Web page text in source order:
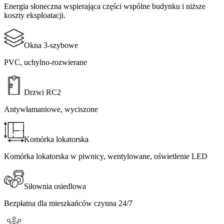
Energia słoneczna wspierająca części wspólne budynku i niższe
koszty eksploatacji.​​​​‌ ‍ ​‍​‍‌‍ ‌ ​‍‌‍‍‌‌‍‌ ‌‍‍‌‌‍ ‍​‍​‍​ ‍‍​‍​‍‌ ​ ‌‍​‌‌‍ ‍‌‍‍‌‌ ‌​‌ ‍‌​‍ ‍‌‍‍‌‌‍ ​‍​‍​‍ ​​‍​‍‌‍‍​‌ ​‍‌‍‌‌‌‍‌‍​‍​‍​ ‍‍​‍​‍​‍ ‌ ​ ‌ ‌​‌ ‌‌‌‍‌​‌‍‍‌‌‍ ​‍ ‌‍‍‌‌‍ ‍‌ ‌​‌‍‌‌‌‍ ‍‌ ‌​​‍ ‌‍‌‌‌‍‌​‌‍‍‌‌ ‌​​‍ ‌‍ ‌‌‍ ‌‍‌​‌‍‌‌​ ‌‌ ​​‌ ​‍‌‍‌‌‌ ​ ‌‍‌‌‌‍ ‍‌ ‌​‌‍​‌‌ ‌​‌‍‍‌‌‍ ‌‍ ‍​ ‍ ‌‍‍‌‌‍‌​​ ‌‌‍‌‍​ ‌​‌‍​‍‌‍‌‌​ ‌‍‌‍​‍​ ‌​‌‍‌‍​‍ ‌‌‍‌‍‌‍‌‌‌‍​‌‌‍‌​​‍ ‌​ ‌​‌‍‌‍​ ‌ ​ ‌‍​‍ ‌​ ‍​​ ​​​ ​ ​ ​‌​‍ ‌​ ​‍​ ‍​​ ‌‍​ ​​​ ‌‍‌‍‌‌​ ​ ‌‍​‍‌‍‌‍‌‍‌‍​ ‍​​ ​ ​ ‍ ‌ ‌​‌ ‍‌‌ ​​‌‍‌‌​ ‌‌‍‌‌‌ ​‌‌ ‌‌‌‍‍‌‌ ​​‌‍ ‌‌‍‌‌‌‍ ‍‌ ‌​‌​‍‌‌ ‌​‌‍‌‌‌‍ ‌​ ‍ ‌ ​​‌‍​‌‌ ‌​‌‍‍​​ ‌‌‍‌​‌‍‌‌‌ ​ ‌‍​ ‌ ​‍‌‍‍‌‌ ​​‌ ‌​‌‍‍‌‌‍ ‌‍ ‍​ ‌‍​‍‌‍​‌‌ ​ ‌‍‌‌‌‌‌‌‌ ​‍‌‍ ​​ ‌​‍‌‌​ ​‍‌​‌‍‌ ​ ‌ ‌​‌ ‌‌‌‍‌​‌‍‍‌‌‍ ​‍‌‍‌‍‍‌‌‍‌​​ ‌‌‍‌‍​ ‌​‌‍​‍‌‍‌‌​ ‌‍‌‍​‍​ ‌​‌‍‌‍​‍ ‌‌‍‌‍‌‍‌‌‌‍​‌‌‍‌​​‍ ‌​ ‌​‌‍‌‍​ ‌ ​ ‌‍​‍ ‌​ ‍​​ ​​​ ​ ​ ​‌​‍ ‌​ ​‍​ ‍​​ ‌‍​ ​​​ ‌‍‌‍‌‌​ ​ ‌‍​‍‌‍‌‍‌‍‌‍​ ‍​​ ​ ​‍‌‍‌ ‌​‌ ‍‌‌ ​​‌‍‌‌​ ‌‌‍‌‌‌ ​‌‌ ‌‌‌‍‍‌‌ ​​‌‍ ‌‌‍‌‌‌‍ ‍‌ ‌​‌​‍‌‌ ‌​‌‍‌‌‌‍ ‌​‍‌‍‌ ​​‌‍​‌‌ ‌​‌‍‍​​ ‌‌‍‌​‌‍‌‌‌ ​ ‌‍​ ‌ ​‍‌‍‍‌‌ ​​‌ ‌​‌‍‍‌‌‍ ‌‍ ‍​‍‌‍‌ ​​‌‍‌‌‌ ​‍‌ ​ ‌ ​​‌‍‌‌‌‍​ ‌ ‌​‌‍‍‌‌ ‌‍‌‍‌‌​ ‌‌ ​​‌ ‌‌‌‍​‍‌‍ ​‌‍‍‌‌ ​ ‌‍‍​‌‍‌‌‌‍‌​​‍​‍‌ ‌
Okna 3-szybowe​​​​‌ ‍ ​‍​‍‌‍ ‌ ​‍‌‍‍‌‌‍‌ ‌‍‍‌‌‍ ‍​‍​‍​ ‍‍​‍​‍‌ ​ ‌‍​‌‌‍ ‍‌‍‍‌‌ ‌​‌ ‍‌​‍ ‍‌‍‍‌‌‍ ​‍​‍​‍ ​​‍​‍‌‍‍​‌ ​‍‌‍‌‌‌‍‌‍​‍​‍​ ‍‍​‍​‍​‍ ‌ ​ ‌ ‌​‌ ‌‌‌‍‌​‌‍‍‌‌‍ ​‍ ‌‍‍‌‌‍ ‍‌ ‌​‌‍‌‌‌‍ ‍‌ ‌​​‍ ‌‍‌‌‌‍‌​‌‍‍‌‌ ‌​​‍ ‌‍ ‌‌‍ ‌‍‌​‌‍‌‌​ ‌‌ ​​‌ ​‍‌‍‌‌‌ ​ ‌‍‌‌‌‍ ‍‌ ‌​‌‍​‌‌ ‌​‌‍‍‌‌‍ ‌‍ ‍​ ‍ ‌‍‍‌‌‍‌​​ ‌​ ‍​‌‍​‍​ ‌​​ ‌ ​ ‌‍‌‍​ ​ ‌​‌‍‌​​‍ ‌‌‍‌‌‌‍​‌​ ‌​​ ‍​​‍ ‌​ ‌​​ ​​‌‍‌‍​ ​‌​‍ ‌​ ‍‌​ ​‍‌‍‌​​ ​​​‍ ‌‌‍​‌‌‍​ ​ ‍‌​ ‌​‌‍‌‍‌‍​‍​ ‌ ‌‍​‍​ ​‍​ ​​​ ​​‌‍‌​​ ‍ ‌ ‌​‌ ‍‌‌ ​​‌‍‌‌​ ‌‌‍‌‌‌ ​‌‌ ‌‌‌‍‍‌‌ ​​‌‍ ‌‌‍‌‌‌‍ ‍‌ ‌​‌​‍‌‌ ‌​‌‍‌‌‌‍ ‌​ ‍ ‌ ​​‌‍​‌‌ ‌​‌‍‍​​ ‌‌‍ ‍‌‍​‌‌‍ ‌‌‍‌‌​ ‌‍​‍‌‍​‌‌ ​ ‌‍‌‌‌‌‌‌‌ ​‍‌‍ ​​ ‌​‍‌‌​ ​‍‌​‌‍‌ ​ ‌ ‌​‌ ‌‌‌‍‌​‌‍‍‌‌‍ ​‍‌‍‌‍‍‌‌‍‌​​ ‌​ ‍​‌‍​‍​ ‌​​ ‌ ​ ‌‍‌‍​ ​ ‌​‌‍‌​​‍ ‌‌‍‌‌‌‍​‌​ ‌​​ ‍​​‍ ‌​ ‌​​ ​​‌‍‌‍​ ​‌​‍ ‌​ ‍‌​ ​‍‌‍‌​​ ​​​‍ ‌‌‍​‌‌‍​ ​ ‍‌​ ‌​‌‍‌‍‌‍​‍​ ‌ ‌‍​‍​ ​‍​ ​​​ ​​‌‍‌​​‍‌‍‌ ‌​‌ ‍‌‌ ​​‌‍‌‌​ ‌‌‍‌‌‌ ​‌‌ ‌‌‌‍‍‌‌ ​​‌‍ ‌‌‍‌‌‌‍ ‍‌ ‌​‌​‍‌‌ ‌​‌‍‌‌‌‍ ‌​‍‌‍‌ ​​‌‍​‌‌ ‌​‌‍‍​​ ‌‌‍ ‍‌‍​‌‌‍ ‌‌‍‌‌​‍‌‍‌ ​​‌‍‌‌‌ ​‍‌ ​ ‌ ​​‌‍‌‌‌‍​ ‌ ‌​‌‍‍‌‌ ‌‍‌‍‌‌​ ‌‌ ​​‌ ‌‌‌‍​‍‌‍ ​‌‍‍‌‌ ​ ‌‍‍​‌‍‌‌‌‍‌​​‍​‍‌ ‌
PVC, uchylno-rozwierane​​​​‌ ‍ ​‍​‍‌‍ ‌ ​‍‌‍‍‌‌‍‌ ‌‍‍‌‌‍ ‍​‍​‍​ ‍‍​‍​‍‌ ​ ‌‍​‌‌‍ ‍‌‍‍‌‌ ‌​‌ ‍‌​‍ ‍‌‍‍‌‌‍ ​‍​‍​‍ ​​‍​‍‌‍‍​‌ ​‍‌‍‌‌‌‍‌‍​‍​‍​ ‍‍​‍​‍​‍ ‌ ​ ‌ ‌​‌ ‌‌‌‍‌​‌‍‍‌‌‍ ​‍ ‌‍‍‌‌‍ ‍‌ ‌​‌‍‌‌‌‍ ‍‌ ‌​​‍ ‌‍‌‌‌‍‌​‌‍‍‌‌ ‌​​‍ ‌‍ ‌‌‍ ‌‍‌​‌‍‌‌​ ‌‌ ​​‌ ​‍‌‍‌‌‌ ​ ‌‍‌‌‌‍ ‍‌ ‌​‌‍​‌‌ ‌​‌‍‍‌‌‍ ‌‍ ‍​ ‍ ‌‍‍‌‌‍‌​​ ‌​ ‍​‌‍​‍​ ‌​​ ‌ ​ ‌‍‌‍​ ​ ‌​‌‍‌​​‍ ‌‌‍‌‌‌‍​‌​ ‌​​ ‍​​‍ ‌​ ‌​​ ​​‌‍‌‍​ ​‌​‍ ‌​ ‍‌​ ​‍‌‍‌​​ ​​​‍ ‌‌‍​‌‌‍​ ​ ‍‌​ ‌​‌‍‌‍‌‍​‍​ ‌ ‌‍​‍​ ​‍​ ​​​ ​​‌‍‌​​ ‍ ‌ ‌​‌ ‍‌‌ ​​‌‍‌‌​ ‌‌‍‌‌‌ ​‌‌ ‌‌‌‍‍‌‌ ​​‌‍ ‌‌‍‌‌‌‍ ‍‌ ‌​‌​‍‌‌ ‌​‌‍‌‌‌‍ ‌​ ‍ ‌ ​​‌‍​‌‌ ‌​‌‍‍​​ ‌‌‍‌​‌‍‌‌‌ ​ ‌‍​ ‌ ​‍‌‍‍‌‌ ​​‌ ‌​‌‍‍‌‌‍ ‌‍ ‍​ ‌‍​‍‌‍​‌‌ ​ ‌‍‌‌‌‌‌‌‌ ​‍‌‍ ​​ ‌​‍‌‌​ ​‍‌​‌‍‌ ​ ‌ ‌​‌ ‌‌‌‍‌​‌‍‍‌‌‍ ​‍‌‍‌‍‍‌‌‍‌​​ ‌​ ‍​‌‍​‍​ ‌​​ ‌ ​ ‌‍‌‍​ ​ ‌​‌‍‌​​‍ ‌‌‍‌‌‌‍​‌​ ‌​​ ‍​​‍ ‌​ ‌​​ ​​‌‍‌‍​ ​‌​‍ ‌​ ‍‌​ ​‍‌‍‌​​ ​​​‍ ‌‌‍​‌‌‍​ ​ ‍‌​ ‌​‌‍‌‍‌‍​‍​ ‌ ‌‍​‍​ ​‍​ ​​​ ​​‌‍‌​​‍‌‍‌ ‌​‌ ‍‌‌ ​​‌‍‌‌​ ‌‌‍‌‌‌ ​‌‌ ‌‌‌‍‍‌‌ ​​‌‍ ‌‌‍‌‌‌‍ ‍‌ ‌​‌​‍‌‌ ‌​‌‍‌‌‌‍ ‌​‍‌‍‌ ​​‌‍​‌‌ ‌​‌‍‍​​ ‌‌‍‌​‌‍‌‌‌ ​ ‌‍​ ‌ ​‍‌‍‍‌‌ ​​‌ ‌​‌‍‍‌‌‍ ‌‍ ‍​‍‌‍‌ ​​‌‍‌‌‌ ​‍‌ ​ ‌ ​​‌‍‌‌‌‍​ ‌ ‌​‌‍‍‌‌ ‌‍‌‍‌‌​ ‌‌ ​​‌ ‌‌‌‍​‍‌‍ ​‌‍‍‌‌ ​ ‌‍‍​‌‍‌‌‌‍‌​​‍​‍‌ ‌
Drzwi RC2​​​​‌ ‍ ​‍​‍‌‍ ‌ ​‍‌‍‍‌‌‍‌ ‌‍‍‌‌‍ ‍​‍​‍​ ‍‍​‍​‍‌ ​ ‌‍​‌‌‍ ‍‌‍‍‌‌ ‌​‌ ‍‌​‍ ‍‌‍‍‌‌‍ ​‍​‍​‍ ​​‍​‍‌‍‍​‌ ​‍‌‍‌‌‌‍‌‍​‍​‍​ ‍‍​‍​‍​‍ ‌ ​ ‌ ‌​‌ ‌‌‌‍‌​‌‍‍‌‌‍ ​‍ ‌‍‍‌‌‍ ‍‌ ‌​‌‍‌‌‌‍ ‍‌ ‌​​‍ ‌‍‌‌‌‍‌​‌‍‍‌‌ ‌​​‍ ‌‍ ‌‌‍ ‌‍‌​‌‍‌‌​ ‌‌ ​​‌ ​‍‌‍‌‌‌ ​ ‌‍‌‌‌‍ ‍‌ ‌​‌‍​‌‌ ‌​‌‍‍‌‌‍ ‌‍ ‍​ ‍ ‌‍‍‌‌‍‌​​ ‌​ ​‍‌‍‌‌​ ‌​​ ‍‌‌‍​ ‌‍‌‍‌‍‌‌​ ‌‌​‍ ‌​ ​‌​ ​‍​ ‍​​ ‌​​‍ ‌​ ‌​​ ​‌‌‍​ ​ ‍‌​‍ ‌​ ‍‌​ ​‍​ ​‍‌‍‌‍​‍ ‌‌‍​‌‌‍​‍​ ‌‌​ ​‍‌‍​ ​ ‌ ​ ​​‌‍‌‍‌‍‌‍​ ‌ ​ ​ ​ ​‍​ ‍ ‌ ‌​‌ ‍‌‌ ​​‌‍‌‌​ ‌‌‍‌‌‌ ​‌‌ ‌‌‌‍‍‌‌ ​​‌‍ ‌‌‍‌‌‌‍ ‍‌ ‌​‌​‍‌‌ ‌​‌‍‌‌‌‍ ‌​ ‍ ‌ ​​‌‍​‌‌ ‌​‌‍‍​​ ‌‌‍ ‍‌‍​‌‌‍ ‌‌‍‌‌​ ‌‍​‍‌‍​‌‌ ​ ‌‍‌‌‌‌‌‌‌ ​‍‌‍ ​​ ‌​‍‌‌​ ​‍‌​‌‍‌ ​ ‌ ‌​‌ ‌‌‌‍‌​‌‍‍‌‌‍ ​‍‌‍‌‍‍‌‌‍‌​​ ‌​ ​‍‌‍‌‌​ ‌​​ ‍‌‌‍​ ‌‍‌‍‌‍‌‌​ ‌‌​‍ ‌​ ​‌​ ​‍​ ‍​​ ‌​​‍ ‌​ ‌​​ ​‌‌‍​ ​ ‍‌​‍ ‌​ ‍‌​ ​‍​ ​‍‌‍‌‍​‍ ‌‌‍​‌‌‍​‍​ ‌‌​ ​‍‌‍​ ​ ‌ ​ ​​‌‍‌‍‌‍‌‍​ ‌ ​ ​ ​ ​‍​‍‌‍‌ ‌​‌ ‍‌‌ ​​‌‍‌‌​ ‌‌‍‌‌‌ ​‌‌ ‌‌‌‍‍‌‌ ​​‌‍ ‌‌‍‌‌‌‍ ‍‌ ‌​‌​‍‌‌ ‌​‌‍‌‌‌‍ ‌​‍‌‍‌ ​​‌‍​‌‌ ‌​‌‍‍​​ ‌‌‍ ‍‌‍​‌‌‍ ‌‌‍‌‌​‍‌‍‌ ​​‌‍‌‌‌ ​‍‌ ​ ‌ ​​‌‍‌‌‌‍​ ‌ ‌​‌‍‍‌‌ ‌‍‌‍‌‌​ ‌‌ ​​‌ ‌‌‌‍​‍‌‍ ​‌‍‍‌‌ ​ ‌‍‍​‌‍‌‌‌‍‌​​‍​‍‌ ‌
Antywłamaniowe, wyciszone​​​​‌ ‍ ​‍​‍‌‍ ‌ ​‍‌‍‍‌‌‍‌ ‌‍‍‌‌‍ ‍​‍​‍​ ‍‍​‍​‍‌ ​ ‌‍​‌‌‍ ‍‌‍‍‌‌ ‌​‌ ‍‌​‍ ‍‌‍‍‌‌‍ ​‍​‍​‍ ​​‍​‍‌‍‍​‌ ​‍‌‍‌‌‌‍‌‍​‍​‍​ ‍‍​‍​‍​‍ ‌ ​ ‌ ‌​‌ ‌‌‌‍‌​‌‍‍‌‌‍ ​‍ ‌‍‍‌‌‍ ‍‌ ‌​‌‍‌‌‌‍ ‍‌ ‌​​‍ ‌‍‌‌‌‍‌​‌‍‍‌‌ ‌​​‍ ‌‍ ‌‌‍ ‌‍‌​‌‍‌‌​ ‌‌ ​​‌ ​‍‌‍‌‌‌ ​ ‌‍‌‌‌‍ ‍‌ ‌​‌‍​‌‌ ‌​‌‍‍‌‌‍ ‌‍ ‍​ ‍ ‌‍‍‌‌‍‌​​ ‌​ ​‍‌‍‌‌​ ‌​​ ‍‌‌‍​ ‌‍‌‍‌‍‌‌​ ‌‌​‍ ‌​ ​‌​ ​‍​ ‍​​ ‌​​‍ ‌​ ‌​​ ​‌‌‍​ ​ ‍‌​‍ ‌​ ‍‌​ ​‍​ ​‍‌‍‌‍​‍ ‌‌‍​‌‌‍​‍​ ‌‌​ ​‍‌‍​ ​ ‌ ​ ​​‌‍‌‍‌‍‌‍​ ‌ ​ ​ ​ ​‍​ ‍ ‌ ‌​‌ ‍‌‌ ​​‌‍‌‌​ ‌‌‍‌‌‌ ​‌‌ ‌‌‌‍‍‌‌ ​​‌‍ ‌‌‍‌‌‌‍ ‍‌ ‌​‌​‍‌‌ ‌​‌‍‌‌‌‍ ‌​ ‍ ‌ ​​‌‍​‌‌ ‌​‌‍‍​​ ‌‌‍‌​‌‍‌‌‌ ​ ‌‍​ ‌ ​‍‌‍‍‌‌ ​​‌ ‌​‌‍‍‌‌‍ ‌‍ ‍​ ‌‍​‍‌‍​‌‌ ​ ‌‍‌‌‌‌‌‌‌ ​‍‌‍ ​​ ‌​‍‌‌​ ​‍‌​‌‍‌ ​ ‌ ‌​‌ ‌‌‌‍‌​‌‍‍‌‌‍ ​‍‌‍‌‍‍‌‌‍‌​​ ‌​ ​‍‌‍‌‌​ ‌​​ ‍‌‌‍​ ‌‍‌‍‌‍‌‌​ ‌‌​‍ ‌​ ​‌​ ​‍​ ‍​​ ‌​​‍ ‌​ ‌​​ ​‌‌‍​ ​ ‍‌​‍ ‌​ ‍‌​ ​‍​ ​‍‌‍‌‍​‍ ‌‌‍​‌‌‍​‍​ ‌‌​ ​‍‌‍​ ​ ‌ ​ ​​‌‍‌‍‌‍‌‍​ ‌ ​ ​ ​ ​‍​‍‌‍‌ ‌​‌ ‍‌‌ ​​‌‍‌‌​ ‌‌‍‌‌‌ ​‌‌ ‌‌‌‍‍‌‌ ​​‌‍ ‌‌‍‌‌‌‍ ‍‌ ‌​‌​‍‌‌ ‌​‌‍‌‌‌‍ ‌​‍‌‍‌ ​​‌‍​‌‌ ‌​‌‍‍​​ ‌‌‍‌​‌‍‌‌‌ ​ ‌‍​ ‌ ​‍‌‍‍‌‌ ​​‌ ‌​‌‍‍‌‌‍ ‌‍ ‍​‍‌‍‌ ​​‌‍‌‌‌ ​‍‌ ​ ‌ ​​‌‍‌‌‌‍​ ‌ ‌​‌‍‍‌‌ ‌‍‌‍‌‌​ ‌‌ ​​‌ ‌‌‌‍​‍‌‍ ​‌‍‍‌‌ ​ ‌‍‍​‌‍‌‌‌‍‌​​‍​‍‌ ‌
Komórka lokatorska​​​​‌ ‍ ​‍​‍‌‍ ‌ ​‍‌‍‍‌‌‍‌ ‌‍‍‌‌‍ ‍​‍​‍​ ‍‍​‍​‍‌ ​ ‌‍​‌‌‍ ‍‌‍‍‌‌ ‌​‌ ‍‌​‍ ‍‌‍‍‌‌‍ ​‍​‍​‍ ​​‍​‍‌‍‍​‌ ​‍‌‍‌‌‌‍‌‍​‍​‍​ ‍‍​‍​‍​‍ ‌ ​ ‌ ‌​‌ ‌‌‌‍‌​‌‍‍‌‌‍ ​‍ ‌‍‍‌‌‍ ‍‌ ‌​‌‍‌‌‌‍ ‍‌ ‌​​‍ ‌‍‌‌‌‍‌​‌‍‍‌‌ ‌​​‍ ‌‍ ‌‌‍ ‌‍‌​‌‍‌‌​ ‌‌ ​​‌ ​‍‌‍‌‌‌ ​ ‌‍‌‌‌‍ ‍‌ ‌​‌‍​‌‌ ‌​‌‍‍‌‌‍ ‌‍ ‍​ ‍ ‌‍‍‌‌‍‌​​ ‌​ ‌‌​ ‌‌​ ​‌​ ‌‌‌‍​‌​ ​​​ ‌‍​ ​‍​‍ ‌​ ‍‌‌‍​ ​ ​‌​ ​​​‍ ‌​ ‌​‌‍‌‌​ ​​​ ‌‍​‍ ‌​ ‍​‌‍​‌​ ‌‌‌‍‌‍​‍ ‌​ ​ ​ ​​​ ‌‍​ ‌​​ ​​​ ​‍‌‍‌‌​ ‌‍​ ‌‍‌‍‌​​ ​‍‌‍​‌​ ‍ ‌ ‌​‌ ‍‌‌ ​​‌‍‌‌​ ‌‌‍‌‌‌ ​‌‌ ‌‌‌‍‍‌‌ ​​‌‍ ‌‌‍‌‌‌‍ ‍‌ ‌​‌​‍‌‌ ‌​‌‍‌‌‌‍ ‌​ ‍ ‌ ​​‌‍​‌‌ ‌​‌‍‍​​ ‌‌‍ ‍‌‍​‌‌‍ ‌‌‍‌‌​ ‌‍​‍‌‍​‌‌ ​ ‌‍‌‌‌‌‌‌‌ ​‍‌‍ ​​ ‌​‍‌‌​ ​‍‌​‌‍‌ ​ ‌ ‌​‌ ‌‌‌‍‌​‌‍‍‌‌‍ ​‍‌‍‌‍‍‌‌‍‌​​ ‌​ ‌‌​ ‌‌​ ​‌​ ‌‌‌‍​‌​ ​​​ ‌‍​ ​‍​‍ ‌​ ‍‌‌‍​ ​ ​‌​ ​​​‍ ‌​ ‌​‌‍‌‌​ ​​​ ‌‍​‍ ‌​ ‍​‌‍​‌​ ‌‌‌‍‌‍​‍ ‌​ ​ ​ ​​​ ‌‍​ ‌​​ ​​​ ​‍‌‍‌‌​ ‌‍​ ‌‍‌‍‌​​ ​‍‌‍​‌​‍‌‍‌ ‌​‌ ‍‌‌ ​​‌‍‌‌​ ‌‌‍‌‌‌ ​‌‌ ‌‌‌‍‍‌‌ ​​‌‍ ‌‌‍‌‌‌‍ ‍‌ ‌​‌​‍‌‌ ‌​‌‍‌‌‌‍ ‌​‍‌‍‌ ​​‌‍​‌‌ ‌​‌‍‍​​ ‌‌‍ ‍‌‍​‌‌‍ ‌‌‍‌‌​‍‌‍‌ ​​‌‍‌‌‌ ​‍‌ ​ ‌ ​​‌‍‌‌‌‍​ ‌ ‌​‌‍‍‌‌ ‌‍‌‍‌‌​ ‌‌ ​​‌ ‌‌‌‍​‍‌‍ ​‌‍‍‌‌ ​ ‌‍‍​‌‍‌‌‌‍‌​​‍​‍‌ ‌
Komórka lokatorska w piwnicy, wentylowane, oświetlenie LED​​​​‌ ‍ ​‍​‍‌‍ ‌ ​‍‌‍‍‌‌‍‌ ‌‍‍‌‌‍ ‍​‍​‍​ ‍‍​‍​‍‌ ​ ‌‍​‌‌‍ ‍‌‍‍‌‌ ‌​‌ ‍‌​‍ ‍‌‍‍‌‌‍ ​‍​‍​‍ ​​‍​‍‌‍‍​‌ ​‍‌‍‌‌‌‍‌‍​‍​‍​ ‍‍​‍​‍​‍ ‌ ​ ‌ ‌​‌ ‌‌‌‍‌​‌‍‍‌‌‍ ​‍ ‌‍‍‌‌‍ ‍‌ ‌​‌‍‌‌‌‍ ‍‌ ‌​​‍ ‌‍‌‌‌‍‌​‌‍‍‌‌ ‌​​‍ ‌‍ ‌‌‍ ‌‍‌​‌‍‌‌​ ‌‌ ​​‌ ​‍‌‍‌‌‌ ​ ‌‍‌‌‌‍ ‍‌ ‌​‌‍​‌‌ ‌​‌‍‍‌‌‍ ‌‍ ‍​ ‍ ‌‍‍‌‌‍‌​​ ‌​ ‌‌​ ‌‌​ ​‌​ ‌‌‌‍​‌​ ​​​ ‌‍​ ​‍​‍ ‌​ ‍‌‌‍​ ​ ​‌​ ​​​‍ ‌​ ‌​‌‍‌‌​ ​​​ ‌‍​‍ ‌​ ‍​‌‍​‌​ ‌‌‌‍‌‍​‍ ‌​ ​ ​ ​​​ ‌‍​ ‌​​ ​​​ ​‍‌‍‌‌​ ‌‍​ ‌‍‌‍‌​​ ​‍‌‍​‌​ ‍ ‌ ‌​‌ ‍‌‌ ​​‌‍‌‌​ ‌‌‍‌‌‌ ​‌‌ ‌‌‌‍‍‌‌ ​​‌‍ ‌‌‍‌‌‌‍ ‍‌ ‌​‌​‍‌‌ ‌​‌‍‌‌‌‍ ‌​ ‍ ‌ ​​‌‍​‌‌ ‌​‌‍‍​​ ‌‌‍‌​‌‍‌‌‌ ​ ‌‍​ ‌ ​‍‌‍‍‌‌ ​​‌ ‌​‌‍‍‌‌‍ ‌‍ ‍​ ‌‍​‍‌‍​‌‌ ​ ‌‍‌‌‌‌‌‌‌ ​‍‌‍ ​​ ‌​‍‌‌​ ​‍‌​‌‍‌ ​ ‌ ‌​‌ ‌‌‌‍‌​‌‍‍‌‌‍ ​‍‌‍‌‍‍‌‌‍‌​​ ‌​ ‌‌​ ‌‌​ ​‌​ ‌‌‌‍​‌​ ​​​ ‌‍​ ​‍​‍ ‌​ ‍‌‌‍​ ​ ​‌​ ​​​‍ ‌​ ‌​‌‍‌‌​ ​​​ ‌‍​‍ ‌​ ‍​‌‍​‌​ ‌‌‌‍‌‍​‍ ‌​ ​ ​ ​​​ ‌‍​ ‌​​ ​​​ ​‍‌‍‌‌​ ‌‍​ ‌‍‌‍‌​​ ​‍‌‍​‌​‍‌‍‌ ‌​‌ ‍‌‌ ​​‌‍‌‌​ ‌‌‍‌‌‌ ​‌‌ ‌‌‌‍‍‌‌ ​​‌‍ ‌‌‍‌‌‌‍ ‍‌ ‌​‌​‍‌‌ ‌​‌‍‌‌‌‍ ‌​‍‌‍‌ ​​‌‍​‌‌ ‌​‌‍‍​​ ‌‌‍‌​‌‍‌‌‌ ​ ‌‍​ ‌ ​‍‌‍‍‌‌ ​​‌ ‌​‌‍‍‌‌‍ ‌‍ ‍​‍‌‍‌ ​​‌‍‌‌‌ ​‍‌ ​ ‌ ​​‌‍‌‌‌‍​ ‌ ‌​‌‍‍‌‌ ‌‍‌‍‌‌​ ‌‌ ​​‌ ‌‌‌‍​‍‌‍ ​‌‍‍‌‌ ​ ‌‍‍​‌‍‌‌‌‍‌​​‍​‍‌ ‌
Siłownia osiedlowa​​​​‌ ‍ ​‍​‍‌‍ ‌ ​‍‌‍‍‌‌‍‌ ‌‍‍‌‌‍ ‍​‍​‍​ ‍‍​‍​‍‌ ​ ‌‍​‌‌‍ ‍‌‍‍‌‌ ‌​‌ ‍‌​‍ ‍‌‍‍‌‌‍ ​‍​‍​‍ ​​‍​‍‌‍‍​‌ ​‍‌‍‌‌‌‍‌‍​‍​‍​ ‍‍​‍​‍​‍ ‌ ​ ‌ ‌​‌ ‌‌‌‍‌​‌‍‍‌‌‍ ​‍ ‌‍‍‌‌‍ ‍‌ ‌​‌‍‌‌‌‍ ‍‌ ‌​​‍ ‌‍‌‌‌‍‌​‌‍‍‌‌ ‌​​‍ ‌‍ ‌‌‍ ‌‍‌​‌‍‌‌​ ‌‌ ​​‌ ​‍‌‍‌‌‌ ​ ‌‍‌‌‌‍ ‍‌ ‌​‌‍​‌‌ ‌​‌‍‍‌‌‍ ‌‍ ‍​ ‍ ‌‍‍‌‌‍‌​​ ‌​ ‌‍​ ​​‌‍​‍‌‍​‍​ ‍​‌‍‌‍‌‍‌‌‌‍‌‍​‍ ‌​ ‌ ‌‍​ ​ ​‍‌‍‌‍​‍ ‌​ ‌​‌‍​ ​ ‌​​ ​‍​‍ ‌‌‍​‌‌‍​ ‌‍​ ​ ‌ ​‍ ‌‌‍‌‍​ ‌‌​ ‌‌​ ‌‍​ ​​​ ‍​​ ‍​‌‍​‍​ ​‌​ ‌​‌‍‌‍​ ‌ ​ ‍ ‌ ‌​‌ ‍‌‌ ​​‌‍‌‌​ ‌‌‍‌‌‌ ​‌‌ ‌‌‌‍‍‌‌ ​​‌‍ ‌‌‍‌‌‌‍ ‍‌ ‌​‌​‍‌‌ ‌​‌‍‌‌‌‍ ‌​ ‍ ‌ ​​‌‍​‌‌ ‌​‌‍‍​​ ‌‌‍ ‍‌‍​‌‌‍ ‌‌‍‌‌​ ‌‍​‍‌‍​‌‌ ​ ‌‍‌‌‌‌‌‌‌ ​‍‌‍ ​​ ‌​‍‌‌​ ​‍‌​‌‍‌ ​ ‌ ‌​‌ ‌‌‌‍‌​‌‍‍‌‌‍ ​‍‌‍‌‍‍‌‌‍‌​​ ‌​ ‌‍​ ​​‌‍​‍‌‍​‍​ ‍​‌‍‌‍‌‍‌‌‌‍‌‍​‍ ‌​ ‌ ‌‍​ ​ ​‍‌‍‌‍​‍ ‌​ ‌​‌‍​ ​ ‌​​ ​‍​‍ ‌‌‍​‌‌‍​ ‌‍​ ​ ‌ ​‍ ‌‌‍‌‍​ ‌‌​ ‌‌​ ‌‍​ ​​​ ‍​​ ‍​‌‍​‍​ ​‌​ ‌​‌‍‌‍​ ‌ ​‍‌‍‌ ‌​‌ ‍‌‌ ​​‌‍‌‌​ ‌‌‍‌‌‌ ​‌‌ ‌‌‌‍‍‌‌ ​​‌‍ ‌‌‍‌‌‌‍ ‍‌ ‌​‌​‍‌‌ ‌​‌‍‌‌‌‍ ‌​‍‌‍‌ ​​‌‍​‌‌ ‌​‌‍‍​​ ‌‌‍ ‍‌‍​‌‌‍ ‌‌‍‌‌​‍‌‍‌ ​​‌‍‌‌‌ ​‍‌ ​ ‌ ​​‌‍‌‌‌‍​ ‌ ‌​‌‍‍‌‌ ‌‍‌‍‌‌​ ‌‌ ​​‌ ‌‌‌‍​‍‌‍ ​‌‍‍‌‌ ​ ‌‍‍​‌‍‌‌‌‍‌​​‍​‍‌ ‌
Bezpłatna dla mieszkańców czynna 24/7​​​​‌ ‍ ​‍​‍‌‍ ‌ ​‍‌‍‍‌‌‍‌ ‌‍‍‌‌‍ ‍​‍​‍​ ‍‍​‍​‍‌ ​ ‌‍​‌‌‍ ‍‌‍‍‌‌ ‌​‌ ‍‌​‍ ‍‌‍‍‌‌‍ ​‍​‍​‍ ​​‍​‍‌‍‍​‌ ​‍‌‍‌‌‌‍‌‍​‍​‍​ ‍‍​‍​‍​‍ ‌ ​ ‌ ‌​‌ ‌‌‌‍‌​‌‍‍‌‌‍ ​‍ ‌‍‍‌‌‍ ‍‌ ‌​‌‍‌‌‌‍ ‍‌ ‌​​‍ ‌‍‌‌‌‍‌​‌‍‍‌‌ ‌​​‍ ‌‍ ‌‌‍ ‌‍‌​‌‍‌‌​ ‌‌ ​​‌ ​‍‌‍‌‌‌ ​ ‌‍‌‌‌‍ ‍‌ ‌​‌‍​‌‌ ‌​‌‍‍‌‌‍ ‌‍ ‍​ ‍ ‌‍‍‌‌‍‌​​ ‌​ ‌‍​ ​​‌‍​‍‌‍​‍​ ‍​‌‍‌‍‌‍‌‌‌‍‌‍​‍ ‌​ ‌ ‌‍​ ​ ​‍‌‍‌‍​‍ ‌​ ‌​‌‍​ ​ ‌​​ ​‍​‍ ‌‌‍​‌‌‍​ ‌‍​ ​ ‌ ​‍ ‌‌‍‌‍​ ‌‌​ ‌‌​ ‌‍​ ​​​ ‍​​ ‍​‌‍​‍​ ​‌​ ‌​‌‍‌‍​ ‌ ​ ‍ ‌ ‌​‌ ‍‌‌ ​​‌‍‌‌​ ‌‌‍‌‌‌ ​‌‌ ‌‌‌‍‍‌‌ ​​‌‍ ‌‌‍‌‌‌‍ ‍‌ ‌​‌​‍‌‌ ‌​‌‍‌‌‌‍ ‌​ ‍ ‌ ​​‌‍​‌‌ ‌​‌‍‍​​ ‌‌‍‌​‌‍‌‌‌ ​ ‌‍​ ‌ ​‍‌‍‍‌‌ ​​‌ ‌​‌‍‍‌‌‍ ‌‍ ‍​ ‌‍​‍‌‍​‌‌ ​ ‌‍‌‌‌‌‌‌‌ ​‍‌‍ ​​ ‌​‍‌‌​ ​‍‌​‌‍‌ ​ ‌ ‌​‌ ‌‌‌‍‌​‌‍‍‌‌‍ ​‍‌‍‌‍‍‌‌‍‌​​ ‌​ ‌‍​ ​​‌‍​‍‌‍​‍​ ‍​‌‍‌‍‌‍‌‌‌‍‌‍​‍ ‌​ ‌ ‌‍​ ​ ​‍‌‍‌‍​‍ ‌​ ‌​‌‍​ ​ ‌​​ ​‍​‍ ‌‌‍​‌‌‍​ ‌‍​ ​ ‌ ​‍ ‌‌‍‌‍​ ‌‌​ ‌‌​ ‌‍​ ​​​ ‍​​ ‍​‌‍​‍​ ​‌​ ‌​‌‍‌‍​ ‌ ​‍‌‍‌ ‌​‌ ‍‌‌ ​​‌‍‌‌​ ‌‌‍‌‌‌ ​‌‌ ‌‌‌‍‍‌‌ ​​‌‍ ‌‌‍‌‌‌‍ ‍‌ ‌​‌​‍‌‌ ‌​‌‍‌‌‌‍ ‌​‍‌‍‌ ​​‌‍​‌‌ ‌​‌‍‍​​ ‌‌‍‌​‌‍‌‌‌ ​ ‌‍​ ‌ ​‍‌‍‍‌‌ ​​‌ ‌​‌‍‍‌‌‍ ‌‍ ‍​‍‌‍‌ ​​‌‍‌‌‌ ​‍‌ ​ ‌ ​​‌‍‌‌‌‍​ ‌ ‌​‌‍‍‌‌ ‌‍‌‍‌‌​ ‌‌ ​​‌ ‌‌‌‍​‍‌‍ ​‌‍‍‌‌ ​ ‌‍‍​‌‍‌‌‌‍‌​​‍​‍‌ ‌